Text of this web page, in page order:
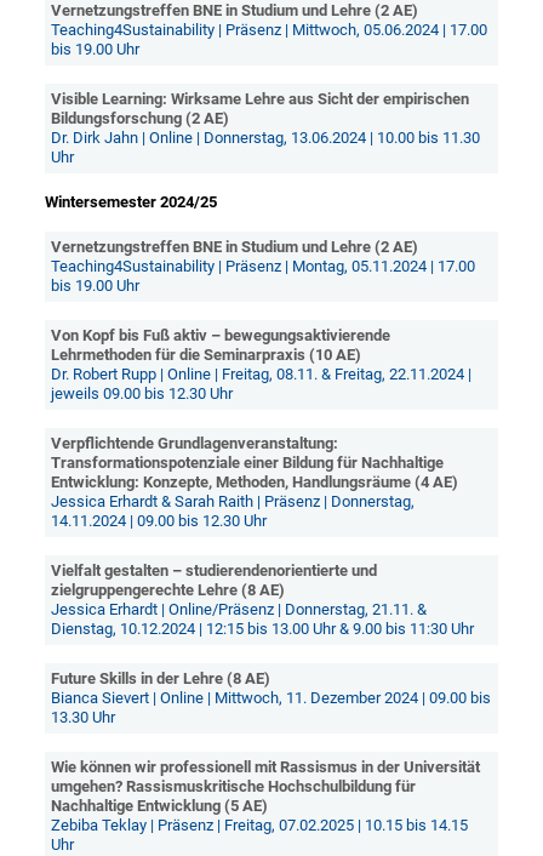
Vernetzungstreffen BNE in Studium und Lehre (2 AE)
Teaching4Sustainability | Präsenz | Mittwoch, 05.06.2024 | 17.00
bis 19.00 Uhr
Visible Learning: Wirksame Lehre aus Sicht der empirischen
Bildungsforschung (2 AE)
Dr. Dirk Jahn | Online | Donnerstag, 13.06.2024 | 10.00 bis 11.30
Uhr
Wintersemester 2024/25
Vernetzungstreffen BNE in Studium und Lehre (2 AE)
Teaching4Sustainability | Präsenz | Montag, 05.11.2024 | 17.00
bis 19.00 Uhr
Von Kopf bis Fuß aktiv – bewegungsaktivierende
Lehrmethoden für die Seminarpraxis (10 AE)
Dr. Robert Rupp | Online | Freitag, 08.11. & Freitag, 22.11.2024 |
jeweils 09.00 bis 12.30 Uhr
Verpflichtende Grundlagenveranstaltung:
Transformationspotenziale einer Bildung für Nachhaltige
Entwicklung: Konzepte, Methoden, Handlungsräume (4 AE)
Jessica Erhardt & Sarah Raith | Präsenz | Donnerstag,
14.11.2024 | 09.00 bis 12.30 Uhr
Vielfalt gestalten – studierendenorientierte und
zielgruppengerechte Lehre (8 AE)
Jessica Erhardt | Online/Präsenz | Donnerstag, 21.11. &
Dienstag, 10.12.2024 | 12:15 bis 13.00 Uhr & 9.00 bis 11:30 Uhr
Future Skills in der Lehre (8 AE)
Bianca Sievert | Online | Mittwoch, 11. Dezember 2024 | 09.00 bis
13.30 Uhr
Wie können wir professionell mit Rassismus in der Universität
umgehen? Rassismuskritische Hochschulbildung für
Nachhaltige Entwicklung (5 AE)
Zebiba Teklay | Präsenz | Freitag, 07.02.2025 | 10.15 bis 14.15
Uhr